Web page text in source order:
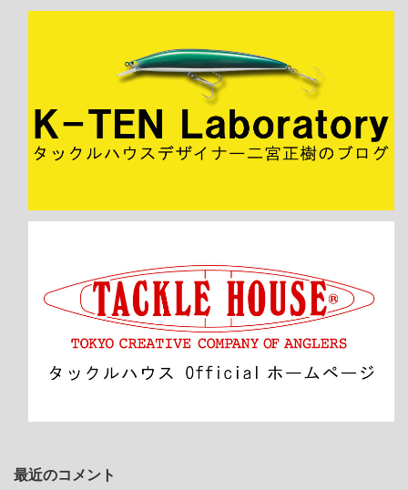
最近のコメント